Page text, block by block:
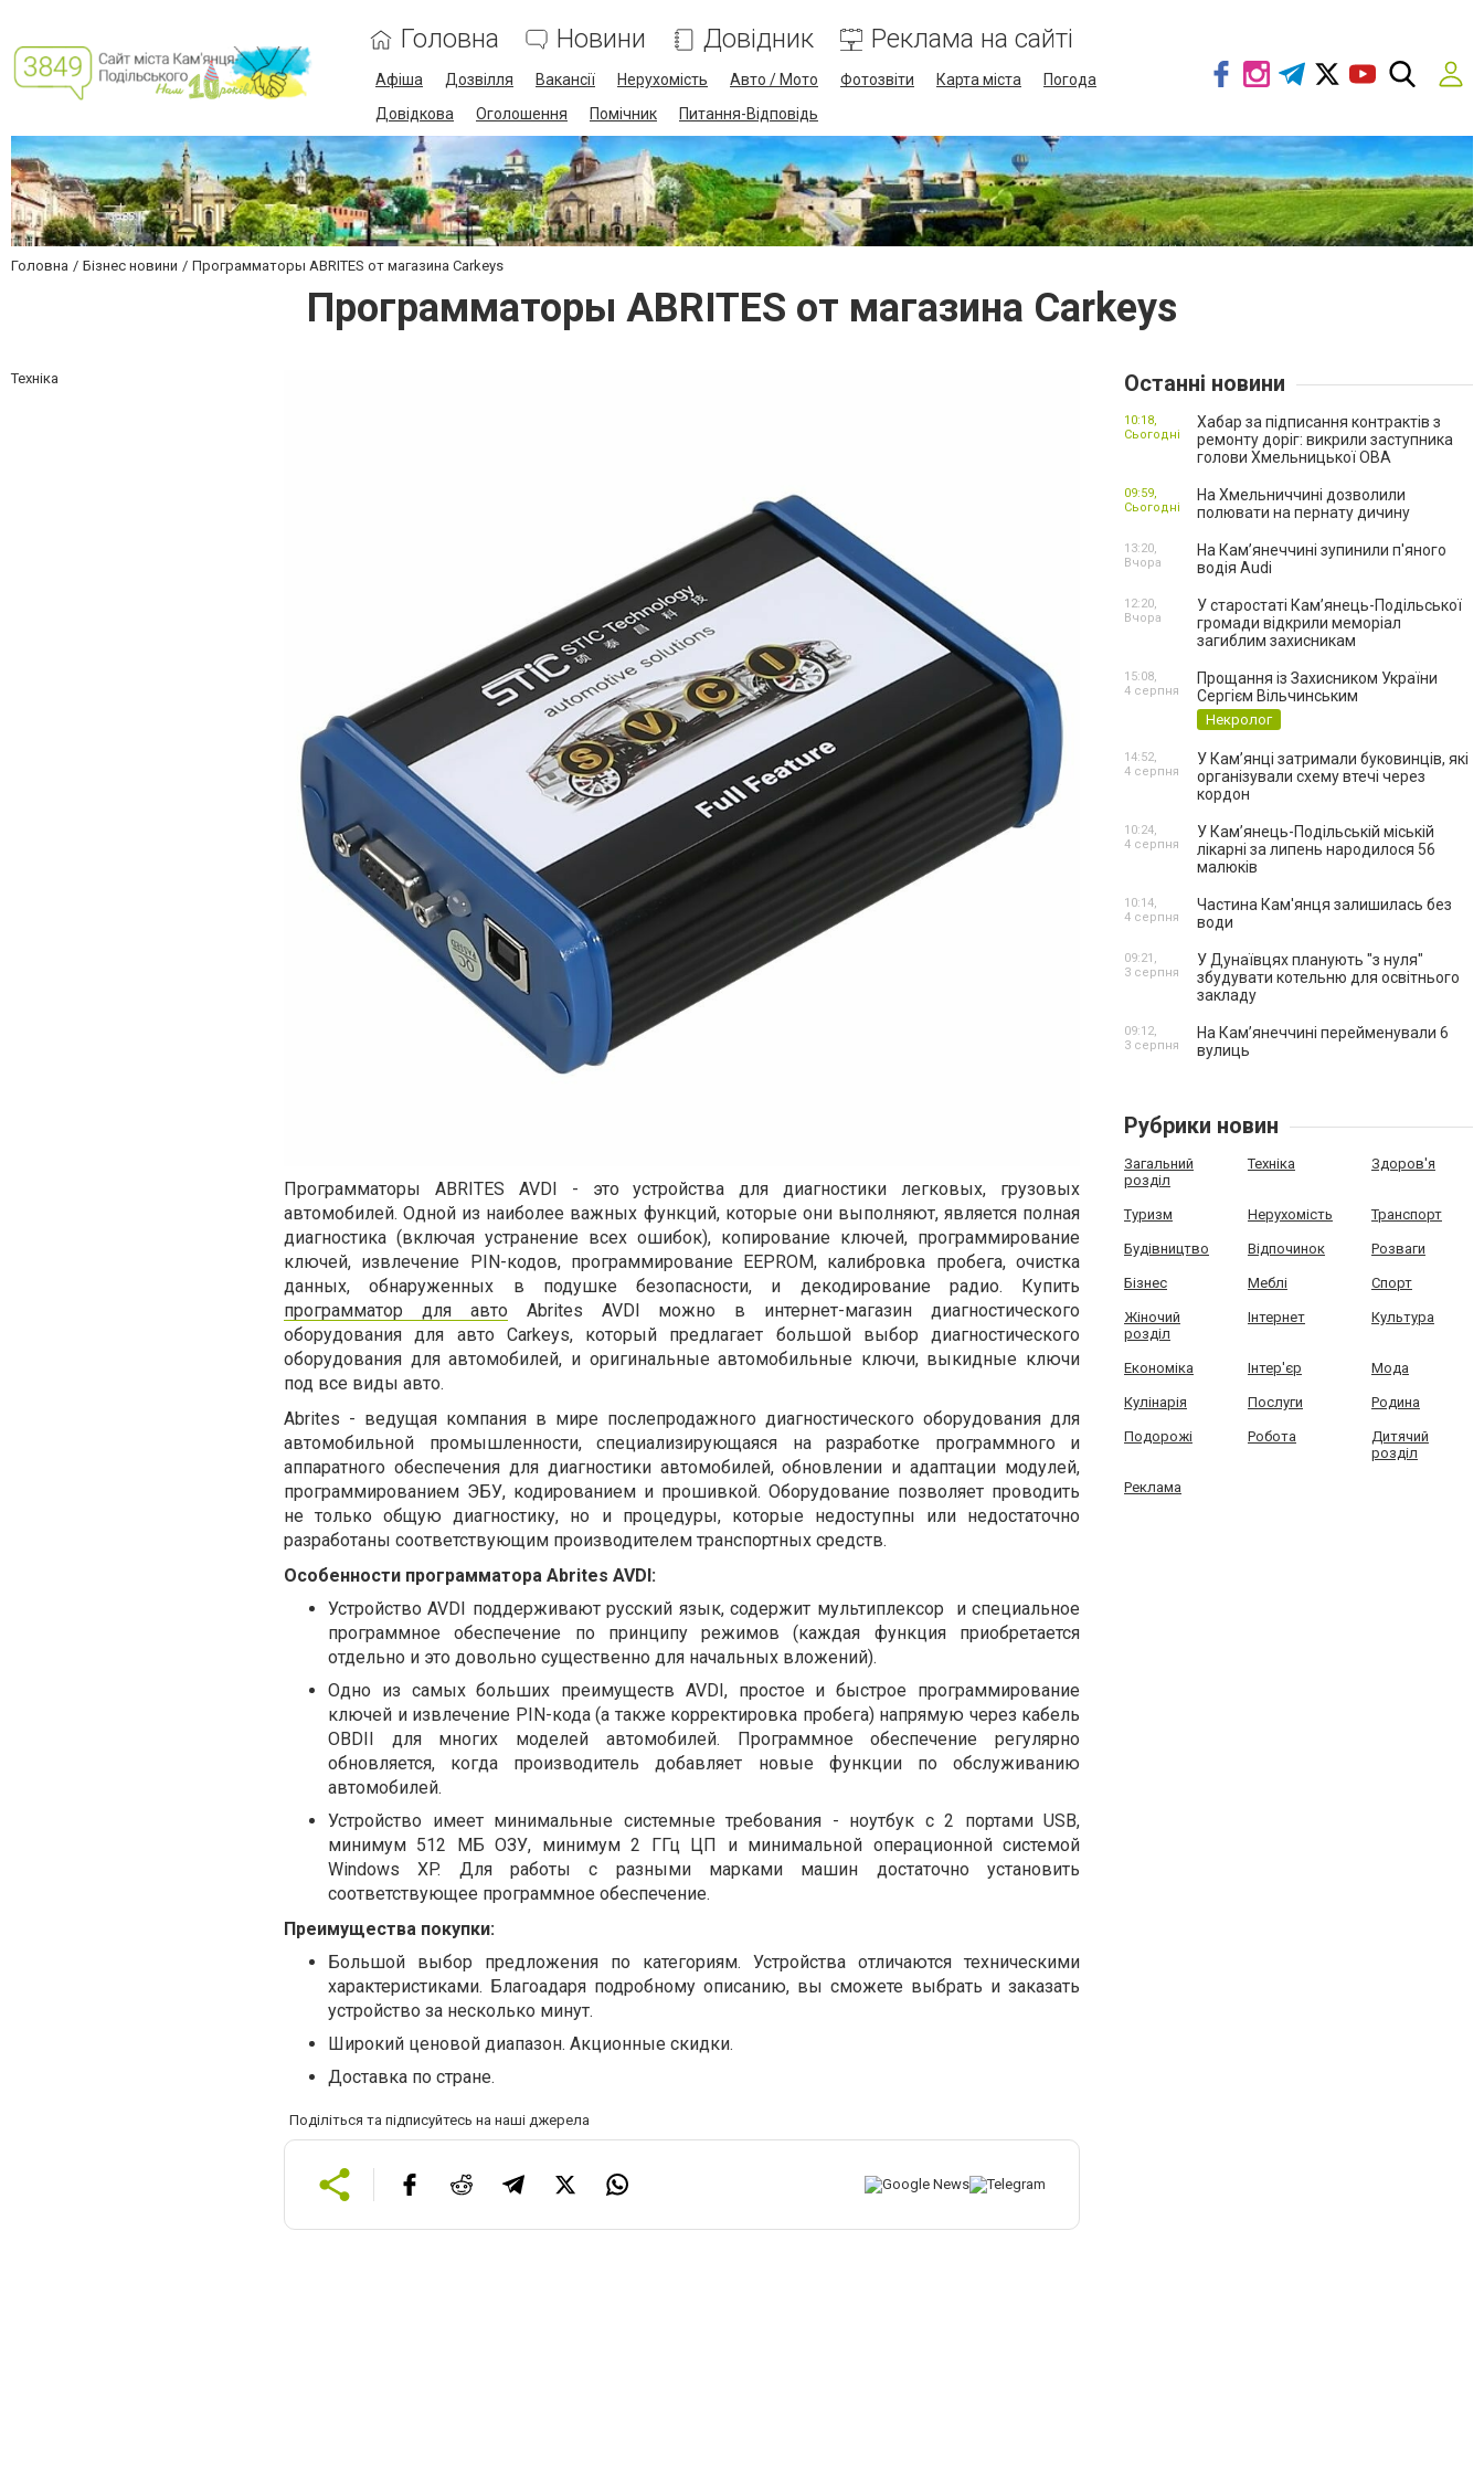
Головна Новини Довідник Реклама на сайті
Афіша Дозвілля Вакансії Нерухомість Авто / Мото Фотозвіти Карта міста
Погода
Довідкова
Оголошення Помічник Питання-Відповідь
Головна Бізнес новини Программаторы ABRITES от магазина Сarkeys
Программаторы ABRITES от магазина Сarkeys
Техніка
Программаторы ABRITES AVDI - это устройства для диагностики легковых, грузовых
автомобилей. Одной из наиболее важных функций, которые они выполняют, является полная
диагностика (включая устранение всех ошибок), копирование ключей, программирование
ключей, извлечение PIN-кодов, программирование EEPROM, калибровка пробега, очистка
данных, обнаруженных в подушке безопасности, и декодирование радио. Купить
программатор для авто Abrites AVDI можно в интернет-магазин диагностического
оборудования для авто Сarkeys, который предлагает большой выбор диагностического
оборудования для автомобилей, и оригинальные автомобильные ключи, выкидные ключи
под все виды авто.
Abrites - ведущая компания в мире послепродажного диагностического оборудования для
автомобильной промышленности, специализирующаяся на разработке программного и
аппаратного обеспечения для диагностики автомобилей, обновлении и адаптации модулей,
программированием ЭБУ, кодированием и прошивкой. Оборудование позволяет проводить
не только общую диагностику, но и процедуры, которые недоступны или недостаточно
разработаны соответствующим производителем транспортных средств.
Особенности программатора Abrites AVDI:
Устройство AVDI поддерживают русский язык, содержит мультиплексор
и специальное
программное обеспечение по принципу режимов (каждая функция приобретается
отдельно и это довольно существенно для начальных вложений).
Одно из самых больших преимуществ AVDI, простое и быстрое программирование
ключей и извлечение PIN-кода (а также корректировка пробега) напрямую через кабель
OBDII для многих моделей автомобилей. Программное обеспечение регулярно
обновляется, когда производитель добавляет новые функции по обслуживанию
автомобилей.
Устройство имеет минимальные системные требования - ноутбук с 2 портами USB,
минимум 512 МБ ОЗУ, минимум 2 ГГц ЦП и минимальной операционной системой
Windows XP. Для работы с разными марками машин достаточно установить
соответствующее программное обеспечение.
Преимущества покупки:
Большой выбор предложения по категориям. Устройства отличаются техническими
характеристиками. Благоадаря подробному описанию, вы сможете выбрать и заказать
устройство за несколько минут.
Широкий ценовой диапазон. Акционные скидки.
Доставка по стране.
Поділіться та підписуйтесь на наші джерела
Останні новини
Хабар за підписання контрактів з
ремонту доріг: викрили заступника
голови Хмельницької ОВА
10:18,
Сьогодні
На Хмельниччині дозволили
полювати на пернату дичину
09:59,
Сьогодні
На Камʼянеччині зупинили п'яного
водія Audi
13:20,
Вчора
У старостаті Кам’янець-Подільської
громади відкрили меморіал
загиблим захисникам
12:20,
Вчора
Прощання із Захисником України
Сергієм Вільчинським
Некролог
15:08,
4 серпня
У Кам’янці затримали буковинців, які
організували схему втечі через
кордон
14:52,
4 серпня
У Кам’янець-Подільській міській
лікарні за липень народилося 56
малюків
10:24,
4 серпня
Частина Кам'янця залишилась без
води
10:14,
4 серпня
У Дунаївцях планують "з нуля"
збудувати котельню для освітнього
закладу
09:21,
3 серпня
На Камʼянеччині перейменували 6
вулиць
09:12,
3 серпня
Рубрики новин
Загальний
розділ
Техніка Здоров'я
Туризм Нерухомість Транспорт
Будівництво Відпочинок Розваги
Бізнес Меблі Спорт
Жіночий
розділ
Інтернет Культура
Економіка Інтер'єр Мода
Кулінарія Послуги Родина
Подорожі Робота
Дитячий
розділ
Реклама